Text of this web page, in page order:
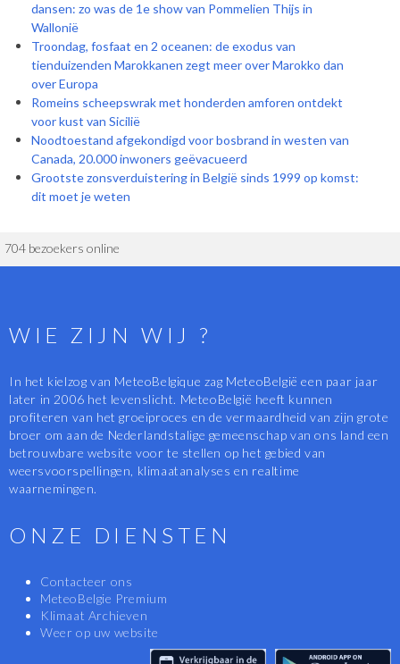
dansen: zo was de 1e show van Pommelien Thijs in
Wallonië
Troondag, fosfaat en 2 oceanen: de exodus van
tienduizenden Marokkanen zegt meer over Marokko dan
over Europa
Romeins scheepswrak met honderden amforen ontdekt
voor kust van Sicilië
Noodtoestand afgekondigd voor bosbrand in westen van
Canada, 20.000 inwoners geëvacueerd
Grootste zonsverduistering in België sinds 1999 op komst:
dit moet je weten
704 bezoekers online
WIE ZIJN WIJ ?
In het kielzog van MeteoBelgique zag MeteoBelgië een paar jaar
later in 2006 het levenslicht. MeteoBelgië heeft kunnen
profiteren van het groeiproces en de vermaardheid van zijn grote
broer om aan de Nederlandstalige gemeenschap van ons land een
betrouwbare website voor te stellen op het gebied van
weersvoorspellingen, klimaatanalyses en realtime
waarnemingen.
ONZE DIENSTEN
Contacteer ons
MeteoBelgie Premium
Klimaat Archieven
Weer op uw website